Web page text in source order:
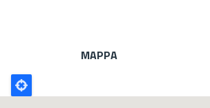
MAPPA
Poligono
GEO